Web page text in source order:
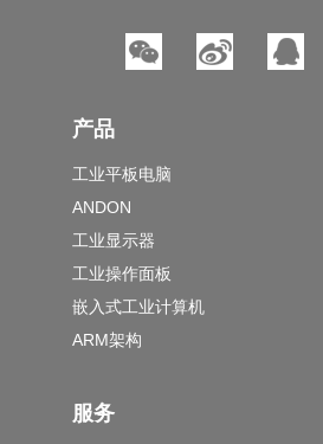
产品
工业平板电脑
ANDON
工业显示器
工业操作面板
嵌入式工业计算机
ARM架构
服务